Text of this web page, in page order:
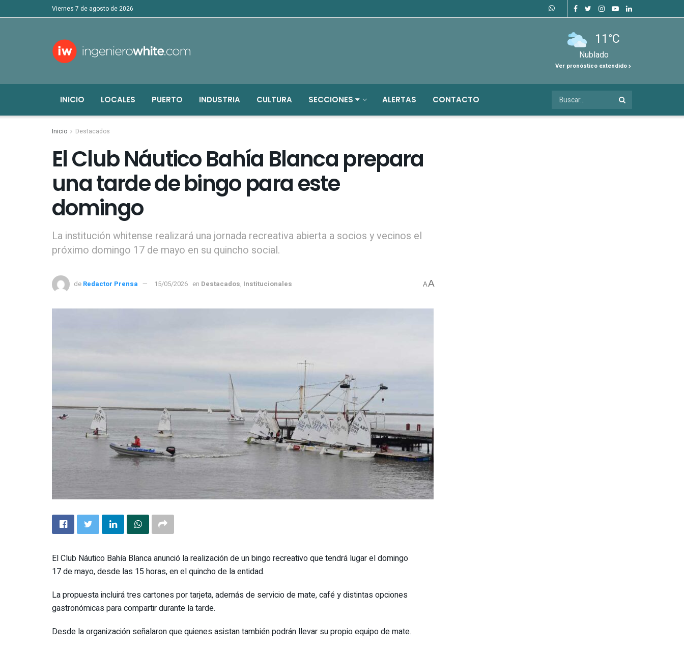
viernes 7 de agosto de 2026
11°C
Nublado
Ver pronóstico extendido
INICIO LOCALES PUERTO INDUSTRIA CULTURA SECCIONES ALERTAS CONTACTO
Inicio Destacados
El Club Náutico Bahía Blanca prepara
una tarde de bingo para este
domingo
La institución whitense realizará una jornada recreativa abierta a socios y vecinos el
próximo domingo 17 de mayo en su quincho social.
de Redactor Prensa 15/05/2026 en Destacados, Institucionales AA
El Club Náutico Bahía Blanca anunció la realización de un bingo recreativo que tendrá lugar el domingo
17 de mayo, desde las 15 horas, en el quincho de la entidad.
La propuesta incluirá tres cartones por tarjeta, además de servicio de mate, café y distintas opciones
gastronómicas para compartir durante la tarde.
Desde la organización señalaron que quienes asistan también podrán llevar su propio equipo de mate.